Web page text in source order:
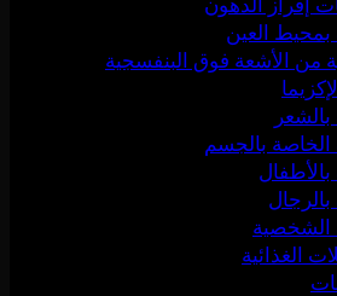
بمحيط العين
من الأشعة فوق البنفسجية
بالشعر
الخاصة بالجسم
بالأطفال
بالرجال
الشخصية
الغذائية